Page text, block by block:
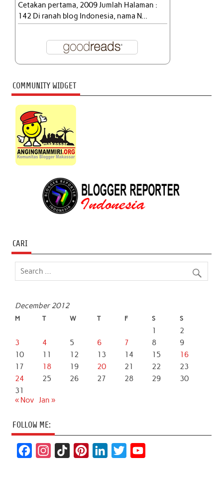
Cetakan pertama, 2009 Jumlah Halaman :
142 Di ranah blog Indonesia, nama N...
COMMUNITY WIDGET
CARI
December 2012
M T W T F S S
1
2
3
4 5 6 7 8
9
10
11 12 13 14 15
16
17
18 19 20 21 22
23
24
25 26 27 28 29
30
31
« Nov Jan »
FOLLOW ME: